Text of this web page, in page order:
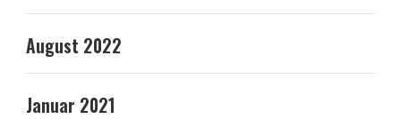
August 2022
Januar 2021